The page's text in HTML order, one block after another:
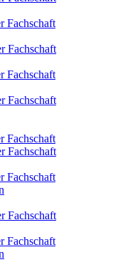
Fachschaft
Fachschaft
Fachschaft
Fachschaft
Fachschaft
Fachschaft
Fachschaft
Fachschaft
Fachschaft